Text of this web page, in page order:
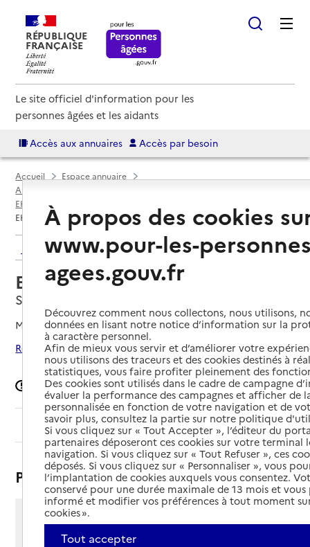
RÉPUBLIQUE
FRANÇAISE
Le site officiel d'information pour les
personnes âgées et les aidants
Accès aux annuaires Accès par besoin
Accueil
Espace annuaire
Annuaire EHPAD et maisons de retraite
EHPAD par département
EHPAD de l'hôpital privé
Retour aux résultats de l'annuaire
EHPAD de l'hôpital privé
Saint-Agrève, ARDECHE
Mis à jour le27/06/2025
Rechercher les établissements autour de Saint-Agrève
Signaler une erreur
Sommaire
Présentation
295 rue du Docteur Tourasse
07320 - Saint-Agrève
À propos des cookies
www.pour-les-
agees.gouv.fr
Découvrez comment nous collectons, nous utilisons,
données en lisant notre notice d’information sur la
à caractère personnel.
Afin de mieux vous servir et d’améliorer votre
nous utilisons des traceurs et des cookies destinés à
statistiques, vous faire profiter pleinement des
Des cookies sont utilisés dans le cadre de campagne
évaluer la performance des campagnes et afficher de
personnalisée en fonction de votre navigation et de
savoir plus, consultez la partie sur notre politique
Si vous cliquez sur « Tout Accepter », l’éditeur du
partenaires déposeront ces cookies sur votre terminal
navigation. Si vous cliquez sur « Tout Refuser », ces
déposés. Si vous cliquez sur « Personnaliser », vous
l’implantation de cookies auxquels vous consentez.
conservé pour une durée maximale de 13 mois et
informé et modifier vos préférences à tout moment
cookies ».
Tout accepter